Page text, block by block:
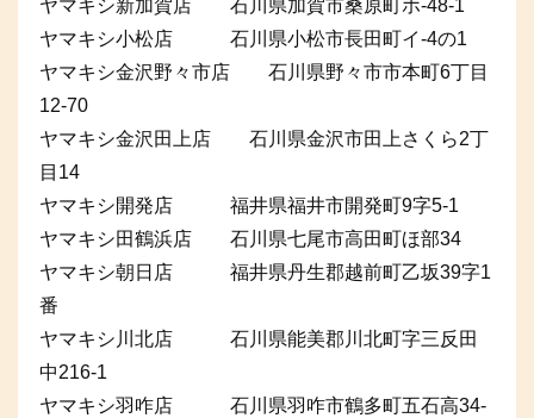
ヤマキシ新加賀店 石川県加賀市桑原町ホ-48-1
ヤマキシ小松店 石川県小松市長田町イ-4の1
ヤマキシ金沢野々市店 石川県野々市市本町6丁目
12-70
ヤマキシ金沢田上店 石川県金沢市田上さくら2丁
目14
ヤマキシ開発店 福井県福井市開発町9字5-1
ヤマキシ田鶴浜店 石川県七尾市高田町ほ部34
ヤマキシ朝日店 福井県丹生郡越前町乙坂39字1
番
ヤマキシ川北店 石川県能美郡川北町字三反田
中216-1
ヤマキシ羽咋店 石川県羽咋市鶴多町五石高34-